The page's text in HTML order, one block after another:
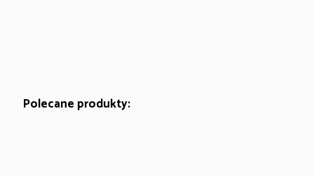
Polecane produkty: